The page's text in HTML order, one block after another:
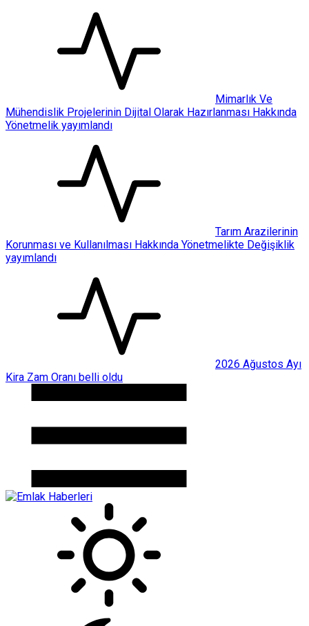
Mimarlık Ve
Mühendislik Projelerinin Dijital Olarak Hazırlanması Hakkında
Yönetmelik yayımlandı
Tarım Arazilerinin
Korunması ve Kullanılması Hakkında Yönetmelikte Değişiklik
yayımlandı
2026 Ağustos Ayı
Kira Zam Oranı belli oldu